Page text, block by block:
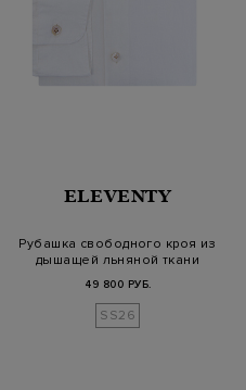
ELEVENTY
Рубашка свободного кроя из
дышащей льняной ткани
49 800 РУБ.
SS26